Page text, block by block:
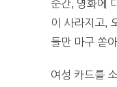
순간, 영화에
이 사라지고,
들만 마구 쏟
여성 카드를